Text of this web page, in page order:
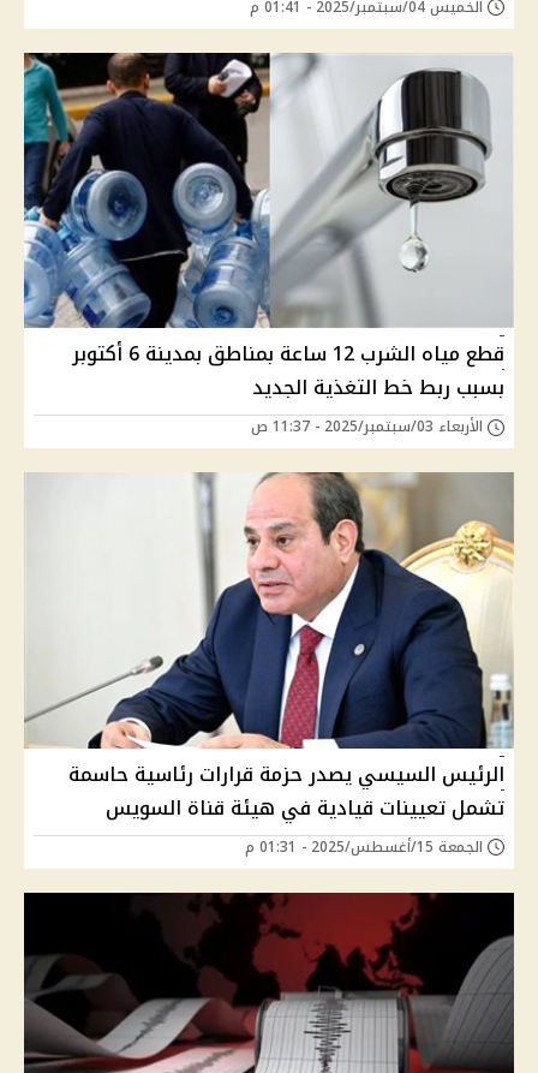
الخميس 04/سبتمبر/2025 - 01:41 م
قطع مياه الشرب 12 ساعة بمناطق بمدينة 6 أكتوبر
بسبب ربط خط التغذية الجديد
الأربعاء 03/سبتمبر/2025 - 11:37 ص
الرئيس السيسي يصدر حزمة قرارات رئاسية حاسمة
تشمل تعيينات قيادية في هيئة قناة السويس
الجمعة 15/أغسطس/2025 - 01:31 م